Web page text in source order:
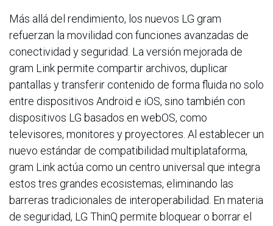
Más allá del rendimiento, los nuevos LG gram
refuerzan la movilidad con funciones avanzadas de
conectividad y seguridad. La versión mejorada de
gram Link permite compartir archivos, duplicar
pantallas y transferir contenido de forma fluida no solo
entre dispositivos Android e iOS, sino también con
dispositivos LG basados en webOS, como
televisores, monitores y proyectores. Al establecer un
nuevo estándar de compatibilidad multiplataforma,
gram Link actúa como un centro universal que integra
estos tres grandes ecosistemas, eliminando las
barreras tradicionales de interoperabilidad. En materia
de seguridad, LG ThinQ permite bloquear o borrar el